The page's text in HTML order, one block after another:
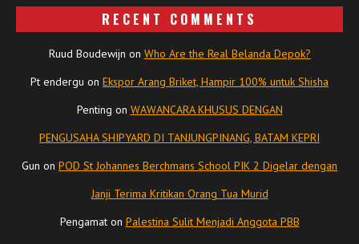
RECENT COMMENTS
Ruud Boudewijn on Who Are the Real Belanda Depok?
Pt endergu on Ekspor Arang Briket, Hampir 100% untuk Shisha
Penting on WAWANCARA KHUSUS DENGAN
PENGUSAHA SHIPYARD DI TANJUNGPINANG, BATAM KEPRI
Gun on POD St Johannes Berchmans School PIK 2 Digelar dengan
Janji Terima Kritikan Orang Tua Murid
Pengamaton Palestina Sulit Menjadi Anggota PBB